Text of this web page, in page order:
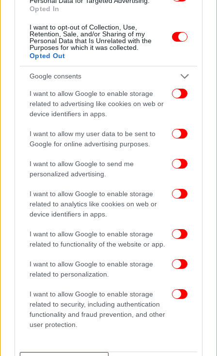
Opted In
I want to opt-out of Collection, Use,
Retention, Sale, and/or Sharing of my
Personal Data that Is Unrelated with the
Purposes for which it was collected.
Opted Out
Google consents
I want to allow Google to enable storage
related to advertising like cookies on web or
device identifiers in apps.
I want to allow my user data to be sent to
Google for online advertising purposes.
I want to allow Google to send me
personalized advertising.
I want to allow Google to enable storage
related to analytics like cookies on web or
device identifiers in apps.
I want to allow Google to enable storage
related to functionality of the website or app.
I want to allow Google to enable storage
related to personalization.
I want to allow Google to enable storage
related to security, including authentication
functionality and fraud prevention, and other
user protection.
ΠΕΡΙΣΣΟΤΕΡΑ ΒΙΝΤΕΟ
Ακολουθήστε το
και μάθετε
πρώτοι όλες τις ειδήσεις
Δείτε όλες τις τελευταίεςΕιδήσεις